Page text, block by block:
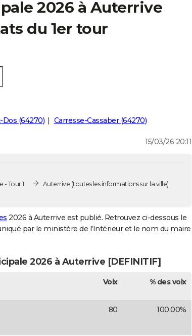
2026 à Auterrive
du 1er tour
Dos (64270) Carresse-Cassaber (64270)
15/03/26 20:11
- Tour 1
Auterrive (toutes les informations sur la ville)
2026 à Auterrive est publié. Retrouvez ci-dessous le
par le ministère de l'Intérieur et le nom du maire
2026 à Auterrive [DEFINITIF]
Voix % des voix
80 100,00%